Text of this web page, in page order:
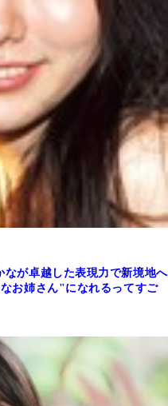
が卓越した表現力で新境地へ
お姉さん"になれるってすご